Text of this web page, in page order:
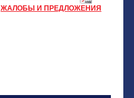
ЖАЛОБЫ И ПРЕДЛОЖЕНИЯ